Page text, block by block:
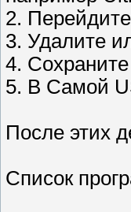
2.
3. Удалите
4.
5. В Самой
После этих
Список